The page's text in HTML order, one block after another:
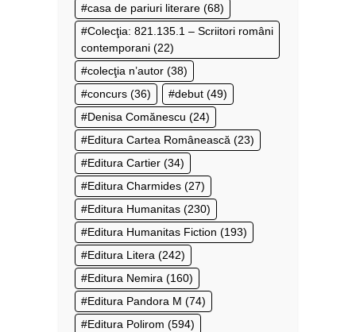
casa de pariuri literare (68)
Colecţia: 821.135.1 – Scriitori români
contemporani (22)
colecţia n’autor (38)
concurs (36) debut (49)
Denisa Comănescu (24)
Editura Cartea Românească (23)
Editura Cartier (34)
Editura Charmides (27)
Editura Humanitas (230)
Editura Humanitas Fiction (193)
Editura Litera (242)
Editura Nemira (160)
Editura Pandora M (74)
Editura Polirom (594)